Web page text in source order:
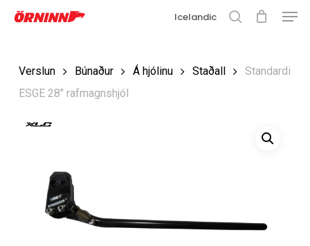
Fara
Loka
Icelandic
Verslun Búnaður Á hjólinu Staðall
Standardi
ESGE 28″ rafmagnshjól